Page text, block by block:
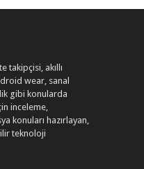
takipçisi, akıllı
wear, sanal
gibi konularda
inceleme,
konuları hazırlayan,
teknoloji